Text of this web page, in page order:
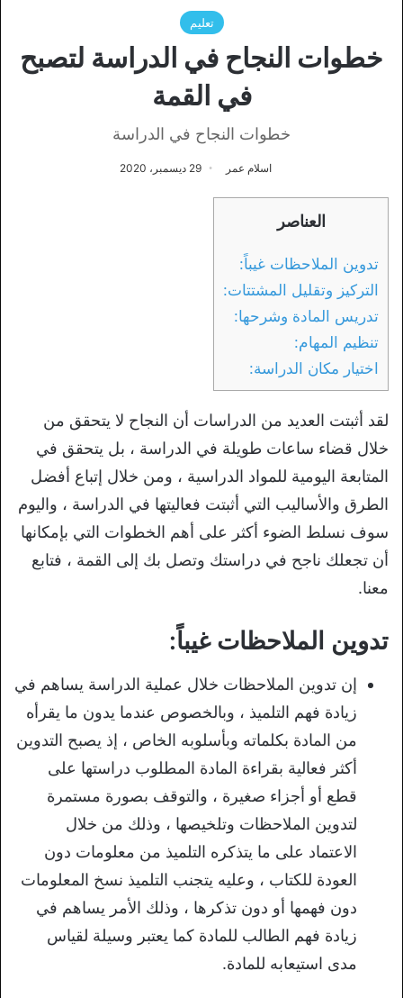
تعليم
خطوات النجاح في الدراسة لتصبح
في القمة
خطوات النجاح في الدراسة
اسلام عمر 29 ديسمبر، 2020
العناصر
تدوين الملاحظات غيباً:
التركيز وتقليل المشتتات:
تدريس المادة وشرحها:
تنظيم المهام:
اختيار مكان الدراسة:
لقد أثبتت العديد من الدراسات أن النجاح لا يتحقق من
خلال قضاء ساعات طويلة في الدراسة ، بل يتحقق في
المتابعة اليومية للمواد الدراسية ، ومن خلال إتباع أفضل
الطرق والأساليب التي أثبتت فعاليتها في الدراسة ، واليوم
سوف نسلط الضوء أكثر على أهم الخطوات التي بإمكانها
أن تجعلك ناجح في دراستك وتصل بك إلى القمة ، فتابع
معنا.
تدوين الملاحظات غيباً:
إن تدوين الملاحظات خلال عملية الدراسة يساهم في
زيادة فهم التلميذ ، وبالخصوص عندما يدون ما يقرأه
من المادة بكلماته وبأسلوبه الخاص ، إذ يصبح التدوين
أكثر فعالية بقراءة المادة المطلوب دراستها على
قطع أو أجزاء صغيرة ، والتوقف بصورة مستمرة
لتدوين الملاحظات وتلخيصها ، وذلك من خلال
الاعتماد على ما يتذكره التلميذ من معلومات دون
العودة للكتاب ، وعليه يتجنب التلميذ نسخ المعلومات
دون فهمها أو دون تذكرها ، وذلك الأمر يساهم في
زيادة فهم الطالب للمادة كما يعتبر وسيلة لقياس
مدى استيعابه للمادة.